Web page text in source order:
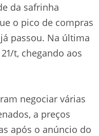
da safrinha
o pico de compras
passou. Na última
t, chegando aos
negociar várias
a preços
após o anúncio do